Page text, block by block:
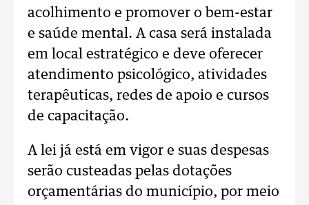
acolhimento e promover o bem-estar
e saúde mental. A casa será instalada
em local estratégico e deve oferecer
atendimento psicológico, atividades
terapêuticas, redes de apoio e cursos
de capacitação.
A lei já está em vigor e suas despesas
serão custeadas pelas dotações
orçamentárias do município, por meio